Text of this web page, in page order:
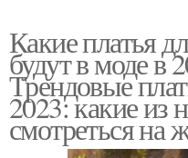
Какие платья
будут в моде в
Трендовые
2023: какие из
смотреться на